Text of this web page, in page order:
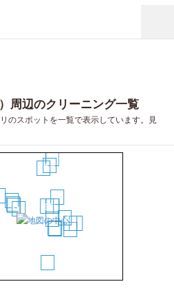
周辺のクリーニング一覧
のスポットを一覧で表示しています。見
1
2
3
4 6 7
8
9
10
11
12
13
14
15
16
17
18
19